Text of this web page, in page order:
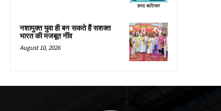
नशामुक्त युवा ही बन सकते हैं सशक्त
भारत की मजबूत नींव
August 10, 2026